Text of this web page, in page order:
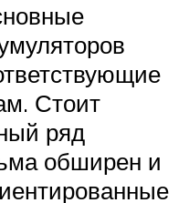
Стоит
ряд
обширен и